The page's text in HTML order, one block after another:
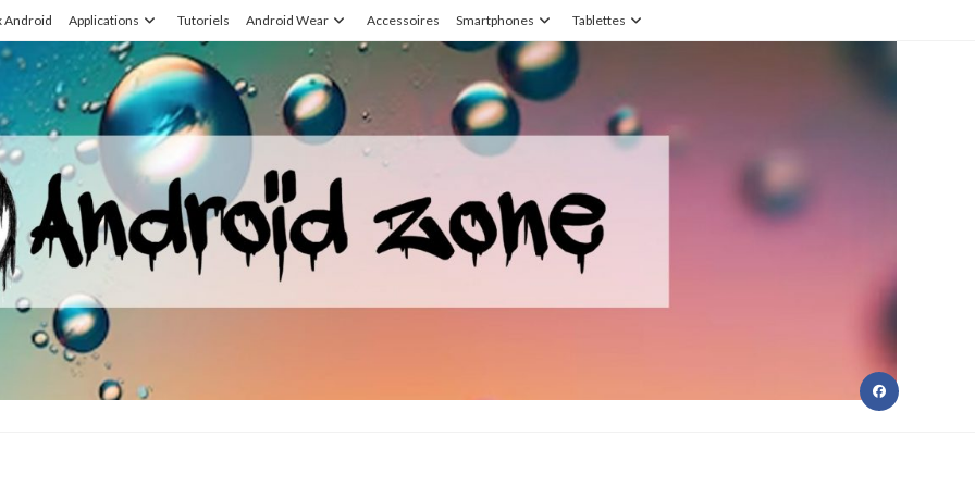
Android Applications Tutoriels Android Wear Accessoires Smartphones Tablettes